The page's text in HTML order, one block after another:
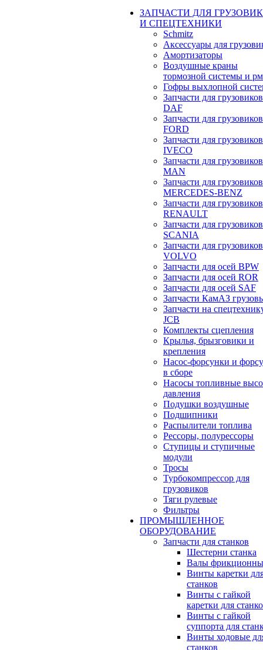
ЗАПЧАСТИ ДЛЯ
И СПЕЦТЕХНИКИ
Schmitz
Аксессуары для
Амортизаторы
Воздушные краны
тормозной системы и
Гофры выхлопной
Запчасти для грузовиков
DAF
Запчасти для грузовиков
FORD
Запчасти для грузовиков
IVECO
Запчасти для грузовиков
MAN
Запчасти для грузовиков
MERCEDES-BENZ
Запчасти для грузовиков
RENAULT
Запчасти для грузовиков
SCANIA
Запчасти для грузовиков
VOLVO
Запчасти для осей BPW
Запчасти для осей ROR
Запчасти для осей SAF
Запчасти КамАЗ
Запчасти на
JCB
Комплекты сцепления
Крылья, брызговики и
крепления
Насос-форсунки и
в сборе
Насосы топливные
давления
Подушки воздушные
Подшипники
Распылители топлива
Рессоры, полурессоры
Ступицы и ступичные
модули
Тросы
Турбокомпрессор для
грузовиков
Тяги рулевые
Фильтры
ПРОМЫШЛЕННОЕ
ОБОРУДОВАНИЕ
Запчасти для станков
Шестерни станка
Валы
Винты каретки
станков
Винты с гайкой
каретки для
Винты с гайкой
суппорта для
Винты ходовые
станков